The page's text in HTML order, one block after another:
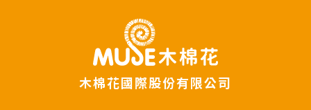
木棉花國際股份有限公司